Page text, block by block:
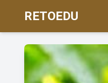
RETOEDU